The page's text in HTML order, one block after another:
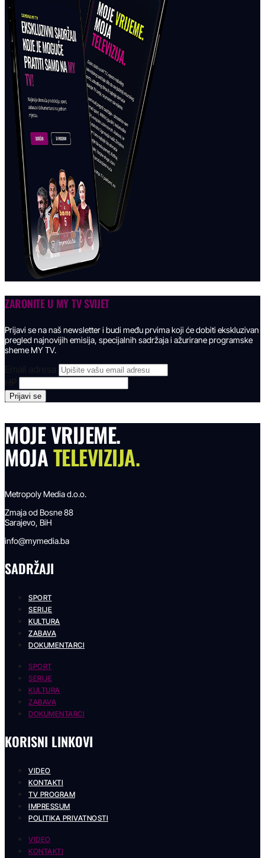
ZARONITE U MY TV SVIJET
Prijavi se na naš newsletter i budi među prvima koji će dobiti ekskluzivan
pregled najnovijih emisija, specijalnih sadržaja i ažurirane programske
sheme MY TV.
Email adresa
MOJE VRIJEME.
MOJATELEVIZIJA.
Metropoly Media d.o.o.
Zmaja od Bosne 88
Sarajevo, BiH
info@mymedia.ba
SADRŽAJI
SPORT
SERIJE
KULTURA
ZABAVA
DOKUMENTARCI
SPORT
SERIJE
KULTURA
ZABAVA
DOKUMENTARCI
KORISNI LINKOVI
VIDEO
KONTAKTI
TV PROGRAM
IMPRESSUM
POLITIKA PRIVATNOSTI
VIDEO
KONTAKTI